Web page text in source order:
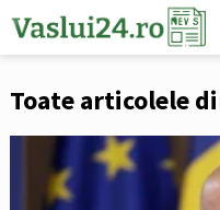
Toate articolele